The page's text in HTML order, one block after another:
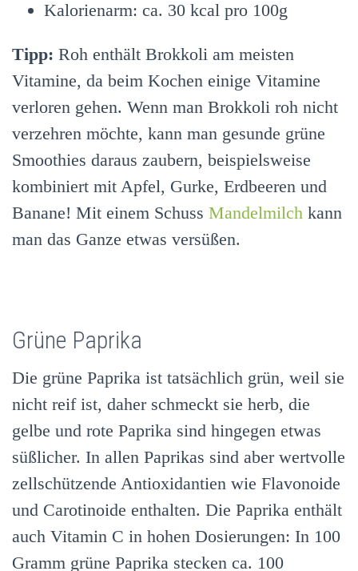
Kalorienarm: ca. 30 kcal pro 100g
Tipp: Roh enthält Brokkoli am meisten
Vitamine, da beim Kochen einige Vitamine
verloren gehen. Wenn man Brokkoli roh nicht
verzehren möchte, kann man gesunde grüne
Smoothies daraus zaubern, beispielsweise
kombiniert mit Apfel, Gurke, Erdbeeren und
Banane! Mit einem Schuss Mandelmilch kann
man das Ganze etwas versüßen.
Grüne Paprika
Die grüne Paprika ist tatsächlich grün, weil sie
nicht reif ist, daher schmeckt sie herb, die
gelbe und rote Paprika sind hingegen etwas
süßlicher. In allen Paprikas sind aber wertvolle
zellschützende Antioxidantien wie Flavonoide
und Carotinoide enthalten. Die Paprika enthält
auch Vitamin C in hohen Dosierungen: In 100
Gramm grüne Paprika stecken ca. 100